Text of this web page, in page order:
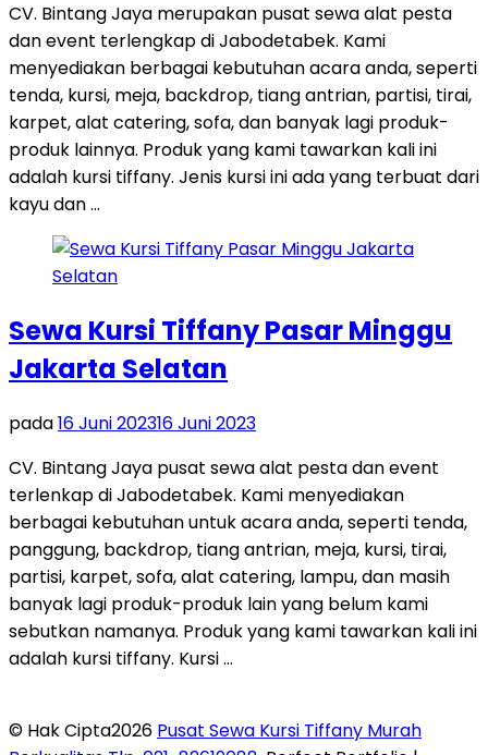
CV. Bintang Jaya merupakan pusat sewa alat pesta
dan event terlengkap di Jabodetabek. Kami
menyediakan berbagai kebutuhan acara anda, seperti
tenda, kursi, meja, backdrop, tiang antrian, partisi, tirai,
karpet, alat catering, sofa, dan banyak lagi produk-
produk lainnya. Produk yang kami tawarkan kali ini
adalah kursi tiffany. Jenis kursi ini ada yang terbuat dari
kayu dan …
Sewa Kursi Tiffany Pasar Minggu
Jakarta Selatan
pada16 Juni 202316 Juni 2023
CV. Bintang Jaya pusat sewa alat pesta dan event
terlenkap di Jabodetabek. Kami menyediakan
berbagai kebutuhan untuk acara anda, seperti tenda,
panggung, backdrop, tiang antrian, meja, kursi, tirai,
partisi, karpet, sofa, alat catering, lampu, dan masih
banyak lagi produk-produk lain yang belum kami
sebutkan namanya. Produk yang kami tawarkan kali ini
adalah kursi tiffany. Kursi …
© Hak Cipta2026 Pusat Sewa Kursi Tiffany Murah